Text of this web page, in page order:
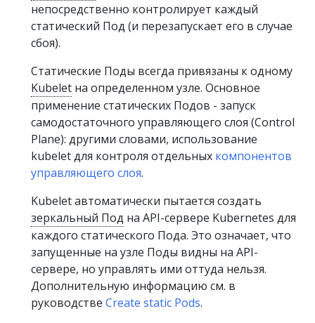
непосредственно контролирует каждый
статический Под (и перезапускает его в случае
сбоя).
Статические Поды всегда привязаны к одному
Kubelet на определенном узле. Основное
применение статических Подов - запуск
самодостаточного управляющего слоя (Control
Plane): другими словами, использование
kubelet для контроля отдельных компонентов
управляющего слоя.
Kubelet автоматически пытается создать
зеркальный Под на API-сервере Kubernetes для
каждого статического Пода. Это означает, что
запущенные на узле Поды видны на API-
сервере, но управлять ими оттуда нельзя.
Дополнительную информацию см. в
руководстве Create static Pods.